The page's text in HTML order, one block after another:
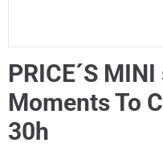
PRICE´S
Moments To
30h